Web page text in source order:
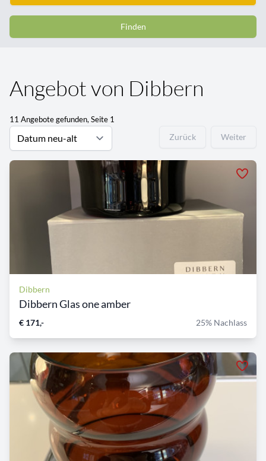
Finden
Angebot von Dibbern
11 Angebote gefunden, Seite 1
Zurück Weiter
Dibbern
Dibbern Glas one amber
€ 171,- 25% Nachlass